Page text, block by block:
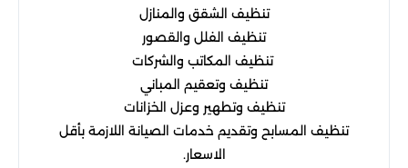
تنظيف الشقق والمنازل
تنظيف الفلل والقصور
تنظيف المكاتب والشركات
تنظيف وتعقيم المباني
تنظيف وتطهير وعزل الخزانات
تنظيف المسابح وتقديم خدمات الصيانة اللازمة بأقل
الاسعار.